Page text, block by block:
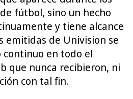
fútbol, sino un hecho
y tiene alcance
emitidas de Univision se
en todo el
que nunca recibieron, ni
con tal fin.